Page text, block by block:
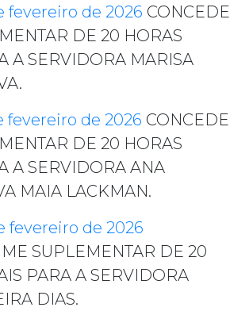
fevereiro de 2026 CONCEDE
DE 20 HORAS
A SERVIDORA MARISA
fevereiro de 2026 CONCEDE
DE 20 HORAS
A SERVIDORA ANA
MAIA LACKMAN.
fevereiro de 2026
SUPLEMENTAR DE 20
PARA A SERVIDORA
DIAS.